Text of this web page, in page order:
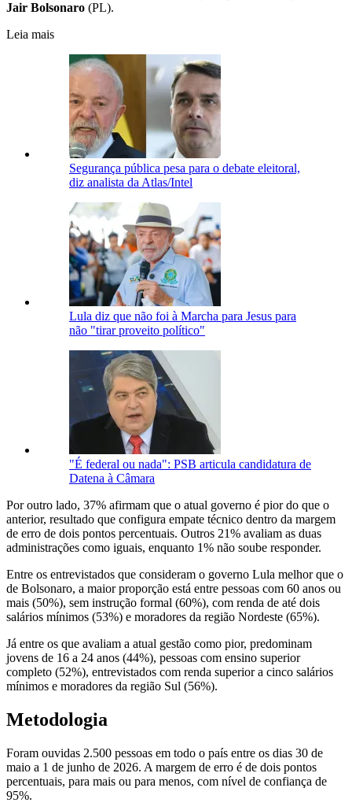
Jair Bolsonaro (PL).
Leia mais
Segurança pública pesa para o debate eleitoral,
diz analista da Atlas/Intel
Lula diz que não foi à Marcha para Jesus para
não "tirar proveito político"
"É federal ou nada": PSB articula candidatura de
Datena à Câmara
Por outro lado, 37% afirmam que o atual governo é pior do que o
anterior, resultado que configura empate técnico dentro da margem
de erro de dois pontos percentuais. Outros 21% avaliam as duas
administrações como iguais, enquanto 1% não soube responder.
Entre os entrevistados que consideram o governo Lula melhor que o
de Bolsonaro, a maior proporção está entre pessoas com 60 anos ou
mais (50%), sem instrução formal (60%), com renda de até dois
salários mínimos (53%) e moradores da região Nordeste (65%).
Já entre os que avaliam a atual gestão como pior, predominam
jovens de 16 a 24 anos (44%), pessoas com ensino superior
completo (52%), entrevistados com renda superior a cinco salários
mínimos e moradores da região Sul (56%).
Metodologia
Foram ouvidas 2.500 pessoas em todo o país entre os dias 30 de
maio a 1 de junho de 2026. A margem de erro é de dois pontos
percentuais, para mais ou para menos, com nível de confiança de
95%.